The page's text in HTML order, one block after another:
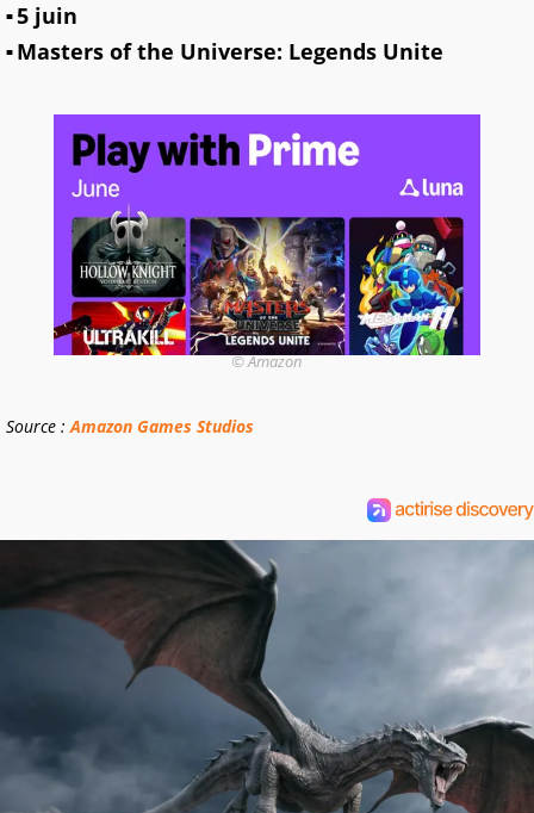
5 juin
Masters of the Universe: Legends Unite
© Amazon
Source : Amazon Games Studios